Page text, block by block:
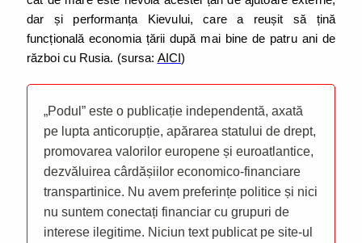
dar și performanța Kievului, care a reușit să țină
funcțională economia țării după mai bine de patru ani de
război cu Rusia. (sursa: AICI)
„Podul” este o publicație independentă, axată
pe lupta anticorupție, apărarea statului de drept,
promovarea valorilor europene și euroatlantice,
dezvăluirea cârdășiilor economico-financiare
transpartinice. Nu avem preferințe politice și nici
nu suntem conectați financiar cu grupuri de
interese ilegitime. Niciun text publicat pe site-ul